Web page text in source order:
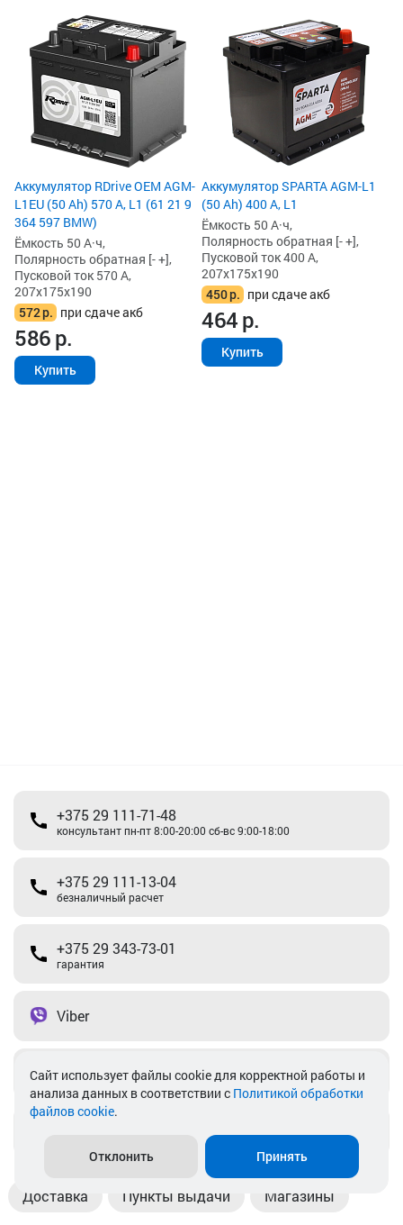
Аккумулятор RDrive OEM AGM-
L1EU (50 Ah) 570 А, L1 (61 21 9
364 597 BMW)
Ёмкость 50 А·ч,
Полярность обратная [- +],
Пусковой ток 570 А,
207x175x190
572р. при сдаче акб
586р.
Купить
Аккумулятор SPARTA AGM-L1
(50 Ah) 400 А, L1
Ёмкость 50 А·ч,
Полярность обратная [- +],
Пусковой ток 400 А,
207x175x190
450р. при сдаче акб
464р.
Купить
+375 29 111-71-48
консультант пн-пт 8:00-20:00 сб-вс 9:00-18:00
+375 29 111-13-04
безналичный расчет
+375 29 343-73-01
гарантия
Viber
Telegram
Доставка Пункты выдачи Магазины
Cайт использует файлы cookie для корректной работы и
анализа данных в соответствии с Политикой обработки
файлов cookie.
Отклонить Принять